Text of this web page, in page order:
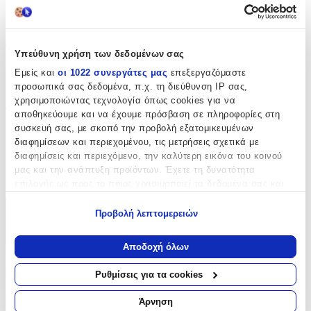
Υπεύθυνη χρήση των δεδομένων σας
Εμείς και οι 1022 συνεργάτες μας επεξεργαζόμαστε
προσωπικά σας δεδομένα, π.χ. τη διεύθυνση IP σας,
χρησιμοποιώντας τεχνολογία όπως cookies για να
αποθηκεύουμε και να έχουμε πρόσβαση σε πληροφορίες στη
συσκευή σας, με σκοπό την προβολή εξατομικευμένων
διαφημίσεων και περιεχομένου, τις μετρήσεις σχετικά με
διαφημίσεις και περιεχόμενο, την καλύτερη εικόνα του κοινού
μας και την ανάπτυξη προϊόντων. Έχετε τη δυνατότητα
Να συλλέξουμε πληροφορίες σχετικά με τη γεωγραφική
σας τοποθεσία, οι οποίες μπορεί να είναι ακριβείς σε
απόσταση μερικών μέτρων
Να αναγνωρίσουμε τη συσκευή σας σαρώνοντας ενεργά
για συγκεκριμένα χαρακτηριστικά (δακτυλικό αποτύπωμα)
Προβολή λεπτομερειών
Αποδοχή όλων
Ρυθμίσεις για τα cookies
Άρνηση
Τεμάχια:
50
τμχ
Φύλο
Κορίτσι
Χρώμα:
+
Χαρακτηριστικά
Κατασκευαστής